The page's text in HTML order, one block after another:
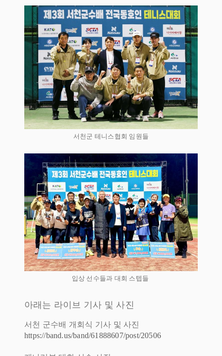
서천군 테니스협회 임원들
입상 선수들과 대회 스텝들
아래는 라이브 기사 및 사진
서천 군수배 개회식 기사 및 사진
https://band.us/band/61888607/post/20506